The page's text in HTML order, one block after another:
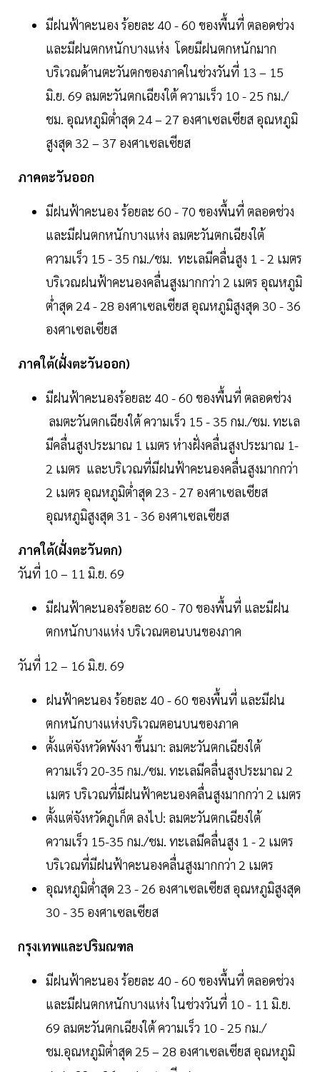
มีฝนฟ้าคะนอง ร้อยละ 40 - 60 ของพื้นที่ ตลอดช่วง
และมีฝนตกหนักบางแห่ง โดยมีฝนตกหนักมาก
บริเวณด้านตะวันตกของภาคในช่วงวันที่ 13 – 15
มิ.ย. 69 ลมตะวันตกเฉียงใต้ ความเร็ว 10 - 25 กม./
ชม. อุณหภูมิต่ำสุด 24 – 27 องศาเซลเซียส อุณหภูมิ
สูงสุด 32 – 37 องศาเซลเซียส
ภาคตะวันออก
มีฝนฟ้าคะนอง ร้อยละ 60 - 70 ของพื้นที่ ตลอดช่วง
และมีฝนตกหนักบางแห่ง ลมตะวันตกเฉียงใต้
ความเร็ว 15 - 35 กม./ชม. ทะเลมีคลื่นสูง 1 - 2 เมตร
บริเวณฝนฟ้าคะนองคลื่นสูงมากกว่า 2 เมตร อุณหภูมิ
ต่ำสุด 24 - 28 องศาเซลเซียส อุณหภูมิสูงสุด 30 - 36
องศาเซลเซียส
ภาคใต้(ฝั่งตะวันออก)
มีฝนฟ้าคะนองร้อยละ 40 - 60 ของพื้นที่ ตลอดช่วง
ลมตะวันตกเฉียงใต้ ความเร็ว 15 - 35 กม./ชม. ทะเล
มีคลื่นสูงประมาณ 1 เมตร ห่างฝั่งคลื่นสูงประมาณ 1-
2 เมตร และบริเวณที่มีฝนฟ้าคะนองคลื่นสูงมากกว่า
2 เมตร อุณหภูมิต่ำสุด 23 - 27 องศาเซลเซียส
อุณหภูมิสูงสุด 31 - 36 องศาเซลเซียส
ภาคใต้(ฝั่งตะวันตก)
วันที่ 10 – 11 มิ.ย. 69
มีฝนฟ้าคะนองร้อยละ 60 - 70 ของพื้นที่ และมีฝน
ตกหนักบางแห่ง บริเวณตอนบนของภาค
วันที่ 12 – 16 มิ.ย. 69
ฝนฟ้าคะนอง ร้อยละ 40 - 60 ของพื้นที่ และมีฝน
ตกหนักบางแห่งบริเวณตอนบนของภาค
ตั้งแต่จังหวัดพังงา ขึ้นมา: ลมตะวันตกเฉียงใต้
ความเร็ว 20-35 กม./ชม. ทะเลมีคลื่นสูงประมาณ 2
เมตร บริเวณที่มีฝนฟ้าคะนองคลื่นสูงมากกว่า 2 เมตร
ตั้งแต่จังหวัดภูเก็ต ลงไป: ลมตะวันตกเฉียงใต้
ความเร็ว 15-35 กม./ชม. ทะเลมีคลื่นสูง 1 - 2 เมตร
บริเวณที่มีฝนฟ้าคะนองคลื่นสูงมากกว่า 2 เมตร
อุณหภูมิต่ำสุด 23 - 26 องศาเซลเซียส อุณหภูมิสูงสุด
30 - 35 องศาเซลเซียส
กรุงเทพและปริมณฑล
มีฝนฟ้าคะนอง ร้อยละ 40 - 60 ของพื้นที่ ตลอดช่วง
และมีฝนตกหนักบางแห่ง ในช่วงวันที่ 10 - 11 มิ.ย.
69 ลมตะวันตกเฉียงใต้ ความเร็ว 10 - 25 กม./
ชม.อุณหภูมิต่ำสุด 25 – 28 องศาเซลเซียส อุณหภูมิ